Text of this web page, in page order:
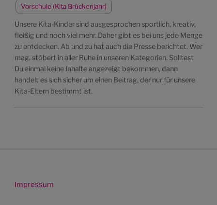
Vorschule (Kita Brückenjahr)
Unsere Kita-Kinder sind ausgesprochen sportlich, kreativ,
fleißig und noch viel mehr. Daher gibt es bei uns jede Menge
zu entdecken. Ab und zu hat auch die Presse berichtet. Wer
mag, stöbert in aller Ruhe in unseren Kategorien. Solltest
Du einmal keine Inhalte angezeigt bekommen, dann
handelt es sich sicher um einen Beitrag, der nur für unsere
Kita-Eltern bestimmt ist.
Impressum